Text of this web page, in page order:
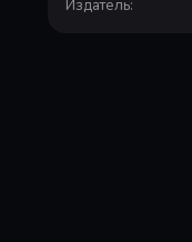
Издатель: